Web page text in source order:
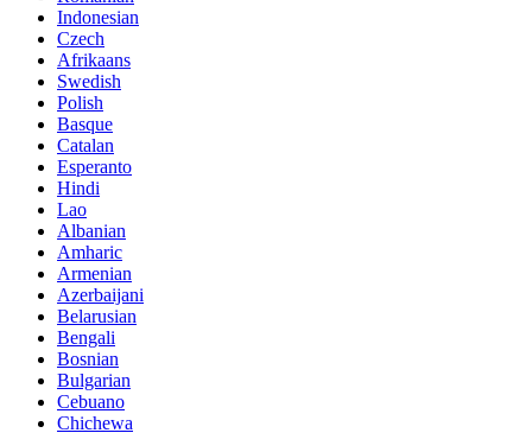
Indonesian
Czech
Afrikaans
Swedish
Polish
Basque
Catalan
Esperanto
Hindi
Lao
Albanian
Amharic
Armenian
Azerbaijani
Belarusian
Bengali
Bosnian
Bulgarian
Cebuano
Chichewa